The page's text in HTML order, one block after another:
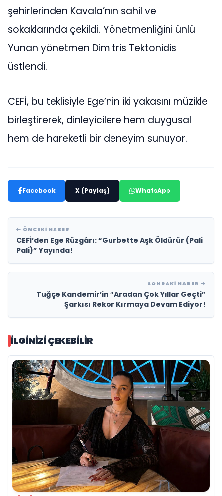
şehirlerinden Kavala’nın sahil ve
sokaklarında çekildi. Yönetmenliğini ünlü
Yunan yönetmen Dimitris Tektonidis
üstlendi.
CEFİ, bu teklisiyle Ege’nin iki yakasını müzikle
birleştirerek, dinleyicilere hem duygusal
hem de hareketli bir deneyim sunuyor.
Facebook X (Paylaş) WhatsApp
ÖNCEKI HABER
CEFİ’den Ege Rüzgârı: “Gurbette Aşk Öldürür (Pali
Pali)” Yayında!
SONRAKI HABER
Tuğçe Kandemir’in “Aradan Çok Yıllar Geçti”
Şarkısı Rekor Kırmaya Devam Ediyor!
İLGINIZI ÇEKEBILIR